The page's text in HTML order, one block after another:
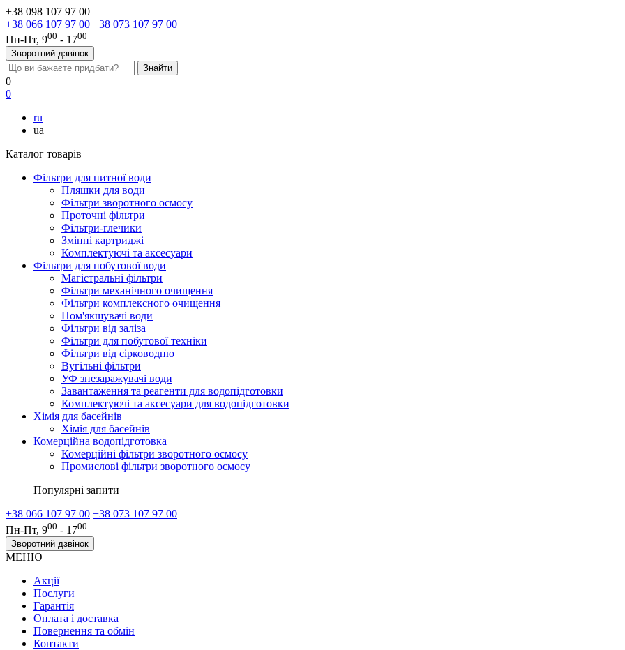
+38 098 107 97 00
+38 066 107 97 00 +38 073 107 97 00
Пн-Пт, 900 - 1700
Зворотний дзвінок
0
0
ru
ua
Каталог товарів
Фільтри для питної води
Пляшки для води
Фільтри зворотного осмосу
Проточні фільтри
Фільтри-глечики
Змінні картриджі
Комплектуючі та аксесуари
Фільтри для побутової води
Магістральні фільтри
Фільтри механічного очищення
Фільтри комплексного очищення
Пом'якшувачі води
Фільтри від заліза
Фільтри для побутової техніки
Фільтри від сірководню
Вугільні фільтри
УФ знезаражувачі води
Завантаження та реагенти для водопідготовки
Комплектуючі та аксесуари для водопідготовки
Хімія для басейнів
Хімія для басейнів
Комерційна водопідготовка
Комерційні фільтри зворотного осмосу
Промислові фільтри зворотного осмосу
Популярні запити
+38 066 107 97 00 +38 073 107 97 00
Пн-Пт, 900 - 1700
Зворотний дзвінок
МЕНЮ
Акції
Послуги
Гарантія
Оплата і доставка
Повернення та обмін
Контакти